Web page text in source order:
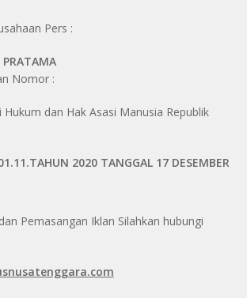
Pers :
PRATAMA
Nomor :
dan Hak Asasi Manusia Republik
2020 TANGGAL 17 DESEMBER
Pemasangan Iklan Silahkan hubungi